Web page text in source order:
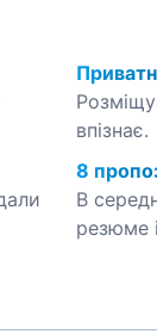
впізнає.
8
В
резюме